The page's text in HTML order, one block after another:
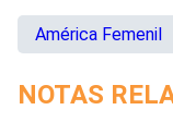
América Femenil
NOTAS